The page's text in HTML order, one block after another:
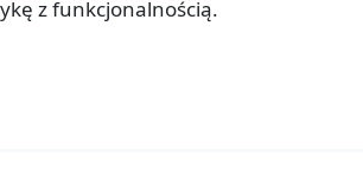
z funkcjonalnością.